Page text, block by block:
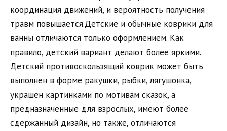
координация движений, и вероятность получения
травм повышается.Детские и обычные коврики для
ванны отличаются только оформлением. Как
правило, детский вариант делают более яркими.
Детский противоскользящий коврик может быть
выполнен в форме ракушки, рыбки, лягушонка,
украшен картинками по мотивам сказок, а
предназначенные для взрослых, имеют более
сдержанный дизайн, но также, отличаются